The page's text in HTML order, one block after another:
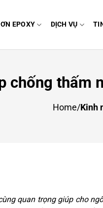
EPOXY DỊCH VỤ
chống thấm
Home/Kinh
quan trọng giúp cho